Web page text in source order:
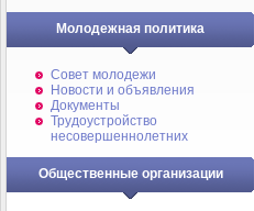
Молодежная политика
Совет молодежи
Новости и объявления
Документы
Трудоустройство
несовершеннолетних
Общественные организации